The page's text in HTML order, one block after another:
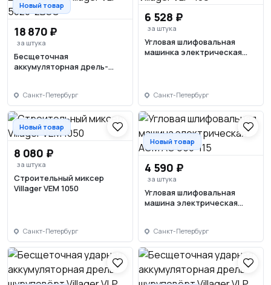
Новый товар
18 870 ₽
за штука
Бесщеточная
аккумуляторная дрель-
Санкт-Петербург
6 528 ₽
за штука
Угловая шлифовальная
машинка электрическая
Санкт-Петербург
Новый товар
8 080 ₽
за штука
Строительный миксер
Villager VEM 1050
Санкт-Петербург
Новый товар
4 590 ₽
за штука
Угловая шлифовальная
машина электрическая
Санкт-Петербург